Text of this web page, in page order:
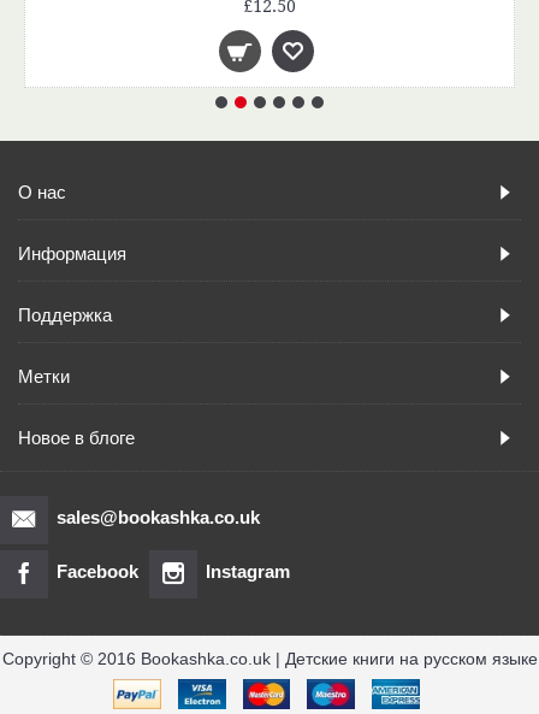
£12.50
О нас
Информация
Поддержка
Метки
Новое в блоге
sales@bookashka.co.uk
Facebook Instagram
Copyright © 2016 Bookashka.co.uk | Детские книги на русском языке